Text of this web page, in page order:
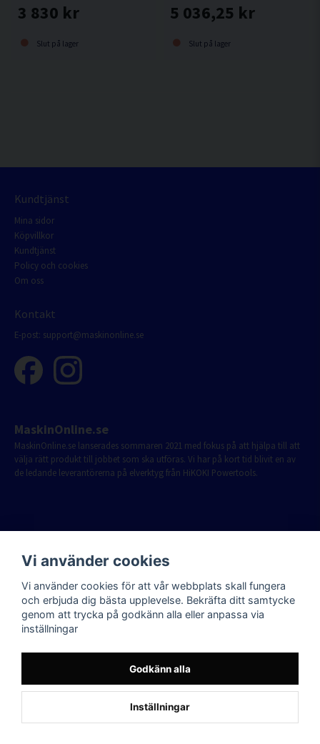
3 830 kr
Slut på lager
5 036,25 kr
Slut på lager
Kundtjänst
Mina sidor
Köpvillkor
Kundtjänst
Policy och cookies
Om oss
Kontakt
E-post: support@maskinonline.se
MaskinOnline.se
MaskinOnline.se lanserades sommaren 2021 med fokus på att hjälpa till att
välja rätt produkt till jobbet som ska utföras. Vi har på kort tid blivit en av
de ledande leverantörerna på elverktyg från HiKOKI Powertools.
Powered by Nyehandel AB
Vi använder cookies
Vi använder cookies för att vår webbplats skall fungera
och erbjuda dig bästa upplevelse. Bekräfta ditt samtycke
genom att trycka på godkänn alla eller anpassa via
inställningar
Godkänn alla
Inställningar